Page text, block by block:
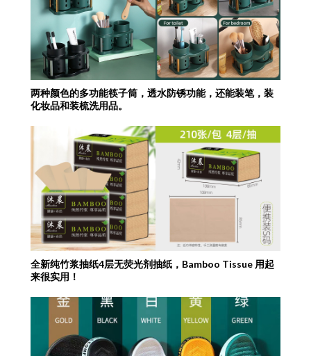
两种颜色的多功能筷子筒，透水防锈功能，还能装笔，装
化妆品和装梳洗用品。
全新纯竹浆抽纸4层无荧光剂抽纸，Bamboo Tissue 用起
来很实用！